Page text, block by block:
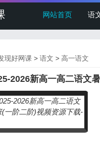
网站首页 语
现好网课 > 语文 > 高一语文
2026新高一高二语文